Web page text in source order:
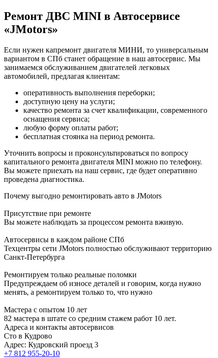
Ремонт ДВС MINI в Автосервисе
«JMotors»
Если нужен капремонт двигателя МИНИ, то универсальным
вариантом в СПб станет обращение в наш автосервис. Мы
занимаемся обслуживанием двигателей легковых
автомобилей, предлагая клиентам:
оперативность выполнения переборки;
доступную цену на услуги;
качество ремонта за счет квалификации, современного
оснащения сервиса;
любую форму оплаты работ;
бесплатная стоянка на период ремонта.
Уточнить вопросы и проконсультироваться по вопросу
капитального ремонта двигателя MINI можно по телефону.
Вы можете приехать на наш сервис, где будет оперативно
проведена диагностика.
Почему выгодно ремонтировать авто в JMotors
Присутствие при ремонте
Вы можете наблюдать за процессом ремонта вживую.
Автосервисы в каждом районе СПб
Техцентры сети JMotors полностью обслуживают территорию
Санкт-Петербурга
Ремонтируем только реальные поломки
Предупреждаем об износе деталей и говорим, когда нужно
менять, а ремонтируем только то, что нужно
Мастера с опытом 10 лет
82 мастера в штате со средним стажем работ 10 лет.
Адреса и контакты автосервисов
Сто в Кудрово
Адрес: Кудровский проезд 3
+7 812 955-20-10